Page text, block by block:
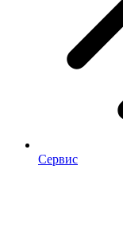
Сервис